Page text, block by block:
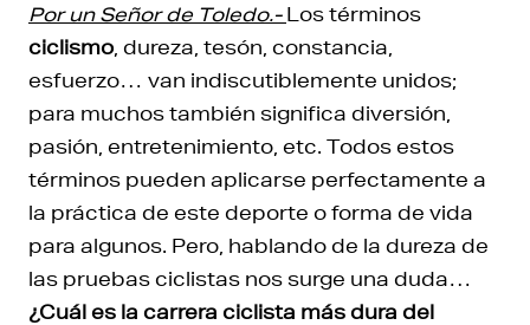
Por un Señor de Toledo.- Los términos
ciclismo , dureza, tesón, constancia,
esfuerzo… van indiscutiblemente unidos;
para muchos también significa diversión,
pasión, entretenimiento, etc. Todos estos
términos pueden aplicarse perfectamente a
la práctica de este deporte o forma de vida
para algunos. Pero, hablando de la dureza de
las pruebas ciclistas nos surge una duda…
¿Cuál es la carrera ciclista más dura del